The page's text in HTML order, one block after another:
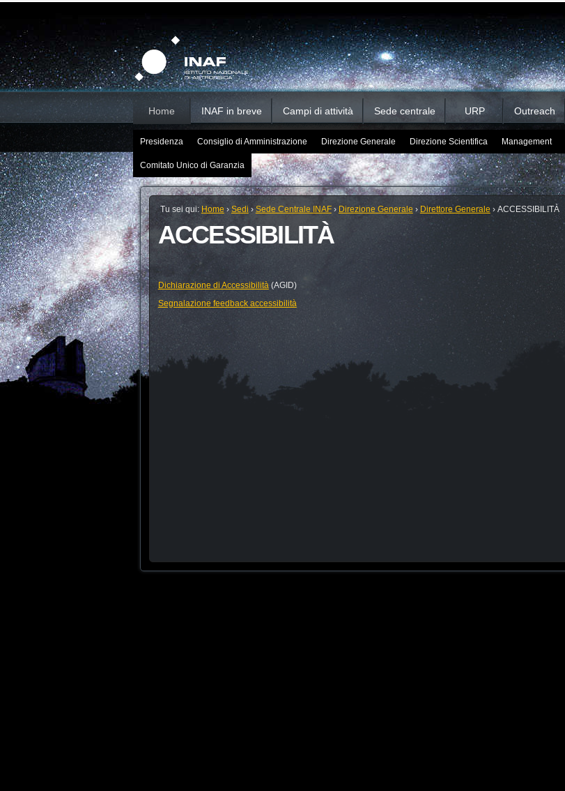
contenuti.
Salta
alla
navigazione
Home INAF in breve Campi di attività Sede centrale URP Outreach
Presidenza Consiglio di Amministrazione Direzione Generale Direzione Scientifica Management
Comitato Unico di Garanzia
Tu sei qui: Home › Sedi › Sede Centrale INAF › Direzione Generale › Direttore Generale › ACCESSIBILITÀ
ACCESSIBILITÀ
Dichiarazione di Accessibilità(AGID)
Segnalazione feedback accessibilità